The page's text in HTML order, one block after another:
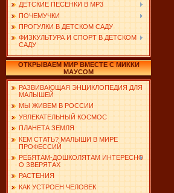
ДЕТСКИЕ ПЕСЕНКИ В MP3
ПОЧЕМУЧКИ
ПРОГУЛКИ В ДЕТСКОМ САДУ
ФИЗКУЛЬТУРА И СПОРТ В ДЕТСКОМ
САДУ
ОТКРЫВАЕМ МИР ВМЕСТЕ С МИККИ
МАУСОМ
РАЗВИВАЮЩАЯ ЭНЦИКЛОПЕДИЯ ДЛЯ
МАЛЫШЕЙ
МЫ ЖИВЕМ В РОССИИ
УВЛЕКАТЕЛЬНЫЙ КОСМОС
ПЛАНЕТА ЗЕМЛЯ
КЕМ СТАТЬ? МАЛЫШИ В МИРЕ
ПРОФЕССИЙ
РЕБЯТАМ-ДОШКОЛЯТАМ ИНТЕРЕСНО
О ЗВЕРЯТАХ
РАСТЕНИЯ
КАК УСТРОЕН ЧЕЛОВЕК